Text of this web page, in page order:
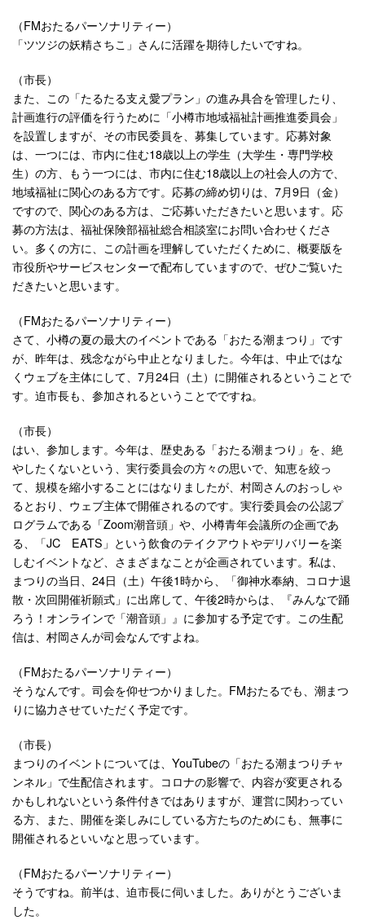
（FMおたるパーソナリティー）
「ツツジの妖精さちこ」さんに活躍を期待したいですね。
（市長）
また、この「たるたる支え愛プラン」の進み具合を管理したり、
計画進行の評価を行うために「小樽市地域福祉計画推進委員会」
を設置しますが、その市民委員を、募集しています。応募対象
は、一つには、市内に住む18歳以上の学生（大学生・専門学校
生）の方、もう一つには、市内に住む18歳以上の社会人の方で、
地域福祉に関心のある方です。応募の締め切りは、7月9日（金）
ですので、関心のある方は、ご応募いただきたいと思います。応
募の方法は、福祉保険部福祉総合相談室にお問い合わせくださ
い。多くの方に、この計画を理解していただくために、概要版を
市役所やサービスセンターで配布していますので、ぜひご覧いた
だきたいと思います。
（FMおたるパーソナリティー）
さて、小樽の夏の最大のイベントである「おたる潮まつり」です
が、昨年は、残念ながら中止となりました。今年は、中止ではな
くウェブを主体にして、7月24日（土）に開催されるということで
す。迫市長も、参加されるということでですね。
（市長）
はい、参加します。今年は、歴史ある「おたる潮まつり」を、絶
やしたくないという、実行委員会の方々の思いで、知恵を絞っ
て、規模を縮小することにはなりましたが、村岡さんのおっしゃ
るとおり、ウェブ主体で開催されるのです。実行委員会の公認プ
ログラムである「Zoom潮音頭」や、小樽青年会議所の企画であ
る、「JC EATS」という飲食のテイクアウトやデリバリーを楽
しむイベントなど、さまざまなことが企画されています。私は、
まつりの当日、24日（土）午後1時から、「御神水奉納、コロナ退
散・次回開催祈願式」に出席して、午後2時からは、『みんなで踊
ろう！オンラインで「潮音頭」』に参加する予定です。この生配
信は、村岡さんが司会なんですよね。
（FMおたるパーソナリティー）
そうなんです。司会を仰せつかりました。FMおたるでも、潮まつ
りに協力させていただく予定です。
（市長）
まつりのイベントについては、YouTubeの「おたる潮まつりチャ
ンネル」で生配信されます。コロナの影響で、内容が変更される
かもしれないという条件付きではありますが、運営に関わってい
る方、また、開催を楽しみにしている方たちのためにも、無事に
開催されるといいなと思っています。
（FMおたるパーソナリティー）
そうですね。前半は、迫市長に伺いました。ありがとうございま
した。